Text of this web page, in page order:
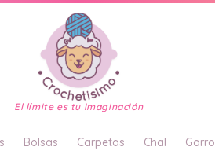
El límite es tu imaginación
Bolsas Carpetas Chal